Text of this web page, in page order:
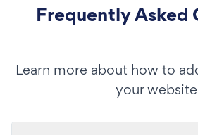
Frequently Asked
Learn more about how to
your